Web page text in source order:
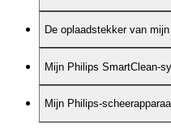
De oplaadstekker van
Mijn Philips SmartClean-
Mijn Philips-